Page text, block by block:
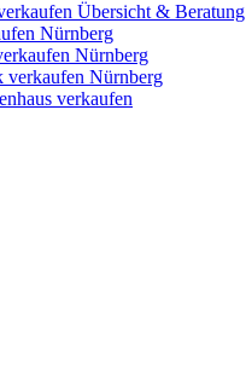
Übersicht & Beratung
Nürnberg
Nürnberg
verkaufen Nürnberg
verkaufen